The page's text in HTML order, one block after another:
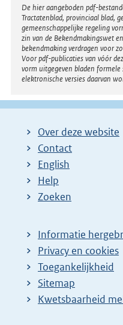
Disclaimer
De hier aangeboden pdf-
Tractatenblad, provinciaal blad,
gemeenschappelijke regeling
zin van de Bekendmakingswet
bekendmaking verdragen voor
Voor pdf-publicaties van vóór
vorm uitgegeven bladen
elektronische versies daarvan
Over deze website
Contact
English
Help
Zoeken
Informatie
Privacy en cookies
Toegankelijkheid
Sitemap
E
Kwetsbaarheid